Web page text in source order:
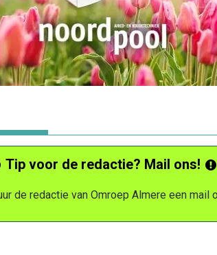
Tip voor de redactie? Mail ons!
de redactie van Omroep Almere een mail